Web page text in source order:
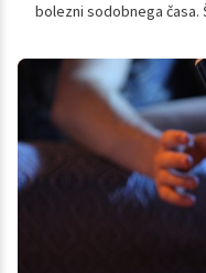
bolezni sodobnega
življenje bolnika, saj
prilagoditve
sladkorja. V
sladkorni bolniki kar